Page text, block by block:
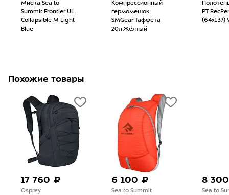
Миска Sea to
Summit Frontier UL
Collapsible M Light
Blue
Компрессионный
гермомешок
SMGear Таффета
20л Жёлтый
PT
(64x137)
Похожие товары
17 760 ₽
Osprey
6 100 ₽
Sea to Summit
8
Sea to